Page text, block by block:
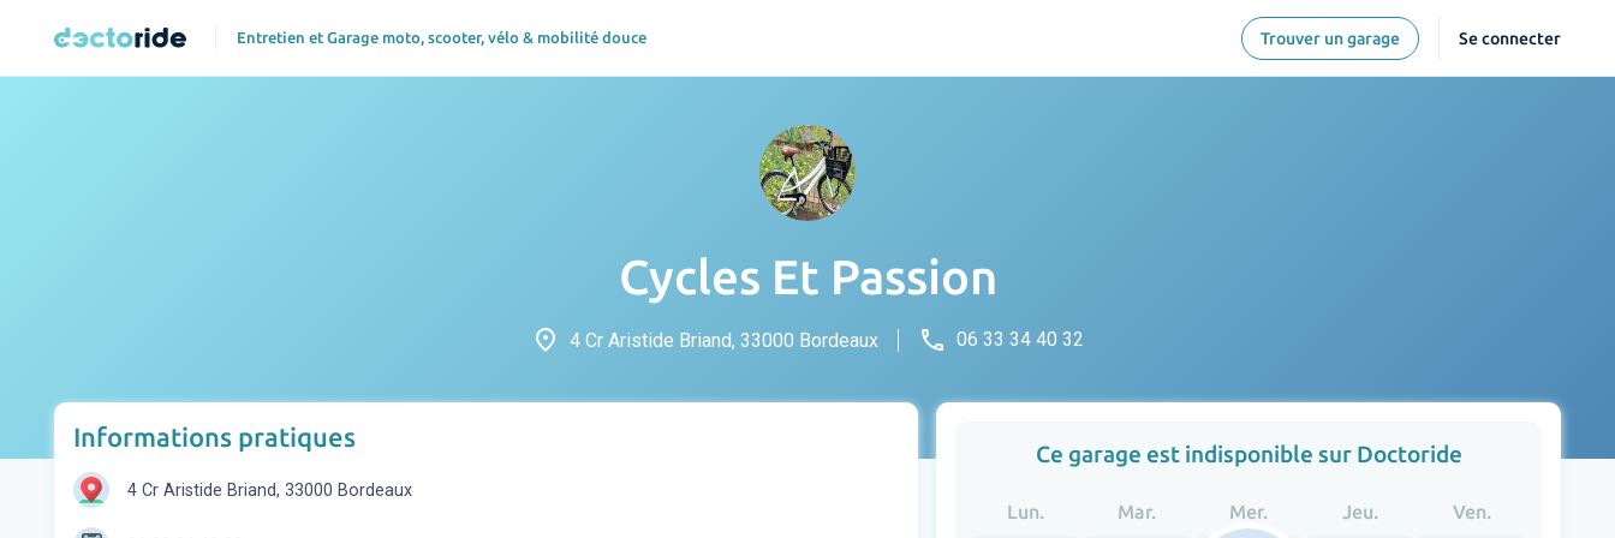
Entretien et Garage moto, scooter, vélo & mobilité douce Trouver un garage Se connecter
Cycles Et Passion
place 4 Cr Aristide Briand, 33000 Bordeaux phone 06 33 34 40 32
Informations pratiques
4 Cr Aristide Briand, 33000 Bordeaux
Ce garage est indisponible sur Doctoride
Lun. Mar. Mer. Jeu. Ven.